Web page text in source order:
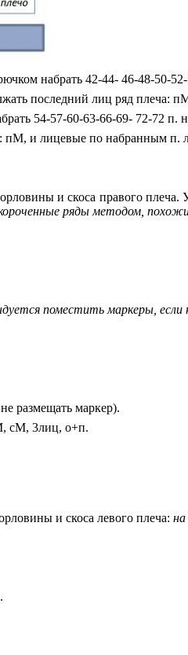
набрать 42-44- 46-48-50-
последний лиц ряд плеча:
54-57-60-63-66-69- 72-72 п.
пМ, и лицевые по набранным п.
и скоса правого
ряды методом,
поместить маркеры,
размещать маркер).
сМ, 3лиц, о+п.
и скоса левого плеча: